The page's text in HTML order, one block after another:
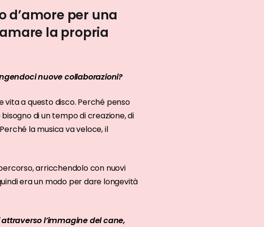
d’amore per una
la propria
nuove collaborazioni?
vita a questo disco. Perché penso
di un tempo di creazione, di
la musica va veloce, il
arricchendolo con nuovi
era un modo per dare longevità
l’immagine del cane,